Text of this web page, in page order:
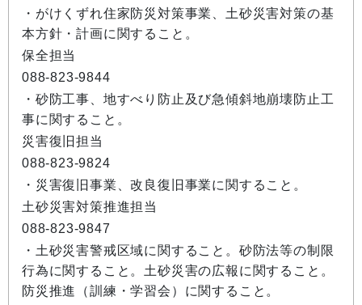
・がけくずれ住家防災対策事業、土砂災害対策の基
本方針・計画に関すること。
保全担当
088-823-9844
・砂防工事、地すべり防止及び急傾斜地崩壊防止工
事に関すること。
災害復旧担当
088-823-9824
・災害復旧事業、改良復旧事業に関すること。
土砂災害対策推進担当
088-823-9847
・土砂災害警戒区域に関すること。砂防法等の制限
行為に関すること。土砂災害の広報に関すること。
防災推進（訓練・学習会）に関すること。